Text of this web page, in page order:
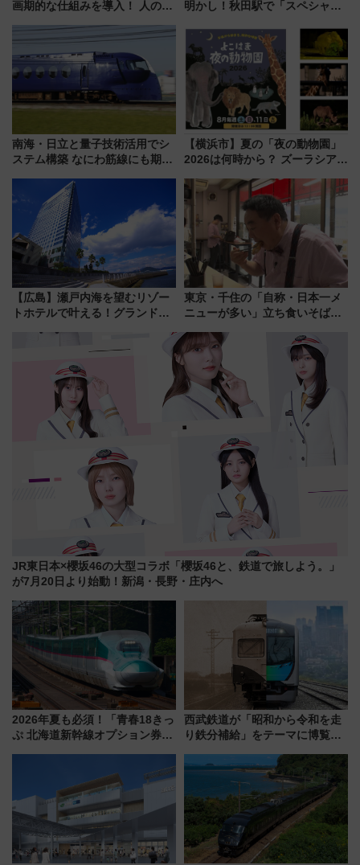
画期的な仕組みを導入！ 人のか
ん」始動
明かし！秋田駅で「スペシャル
法は？
南海・日立と量子技術活用でシ
ステム構築 なにわ筋線にも期待
【横浜市】夏の「夜の動物園」
2026は何時から？ ズーラシア・
見どころ、限定イベントを徹底
解説！
【広島】瀬戸内海を望むリゾー
トホテルで叶える！グランドプ
東京・千住の「自称・日本一メ
ニューが多い」立ち食いそば屋
地のふらっと立ち食いそば』
7/27夜10時～放送
JR東日本×櫻坂46の大型コラボ「櫻坂46と、鉄道で旅しよう。」
が7月20日より始動！新潟・長野・庄内へ
2026年夏も必須！「青春18きっ
ぷ 北海道新幹線オプション券」
西武鉄道が「昭和から令和を走
り鉄分補給」をテーマに博覧会
14日から 新車両「トキイロ」体
験ブースも アクセスや申込方法
を解説